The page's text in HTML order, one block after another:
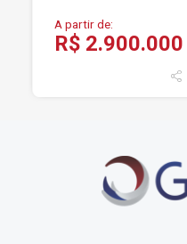
A partir de:
R$ 2.900.000